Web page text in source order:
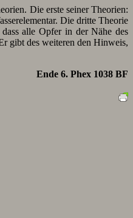
Die erste seiner Theorien:
Die dritte Theorie
alle Opfer in der Nähe des
gibt des weiteren den Hinweis,
Ende 6. Phex 1038 BF